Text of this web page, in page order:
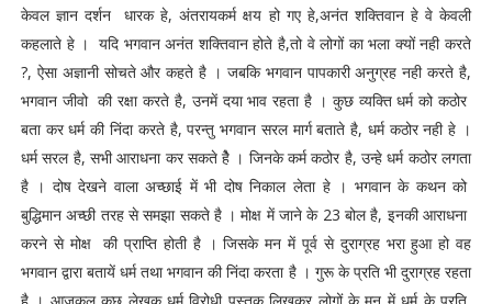
केवल ज्ञान दर्शन धारक हे, अंतरायकर्म क्षय हो गए हे,अनंत शक्तिवान हे वे केवली
कहलाते हे । यदि भगवान अनंत शक्तिवान होते है,तो वे लोगों का भला क्यों नही करते
?, ऐसा अज्ञानी सोचते और कहते है । जबकि भगवान पापकारी अनुग्रह नही करते है,
भगवान जीवो की रक्षा करते है, उनमें दया भाव रहता है । कुछ व्यक्ति धर्म को कठोर
बता कर धर्म की निंदा करते है, परन्तु भगवान सरल मार्ग बताते है, धर्म कठोर नही हे ।
धर्म सरल है, सभी आराधना कर सकते हेै । जिनके कर्म कठोर है, उन्हे धर्म कठोर लगता
है । दोष देखने वाला अच्छाई में भी दोष निकाल लेता हे । भगवान के कथन को
बुद्धिमान अच्छी तरह से समझा सकते है । मोक्ष में जाने के 23 बोल है, इनकी आराधना
करने से मोक्ष की प्राप्ति होती है । जिसके मन में पूर्व से दुराग्रह भरा हुआ हो वह
भगवान द्वारा बतायें धर्म तथा भगवान की निंदा करता है । गुरू के प्रति भी दुराग्रह रहता